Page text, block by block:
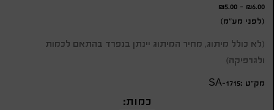
₪6.00
-
₪5.00
(לפני מע"מ)
(לא כולל מיתוג, מחיר המיתוג יינתן בנפרד בהתאם לכמות
ולגרפיקה)
מק״ט :SA-1715
כמות: